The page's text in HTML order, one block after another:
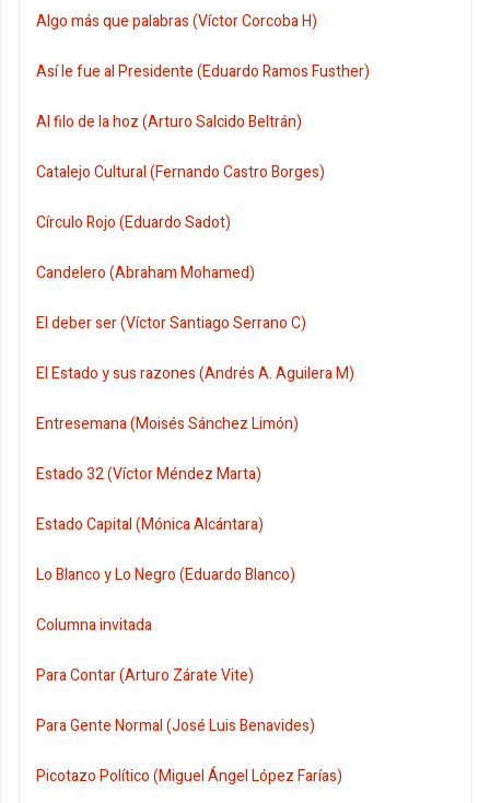
Algo más que palabras (Víctor Corcoba H)
Así le fue al Presidente (Eduardo Ramos Fusther)
Al filo de la hoz (Arturo Salcido Beltrán)
Catalejo Cultural (Fernando Castro Borges)
Círculo Rojo (Eduardo Sadot)
Candelero (Abraham Mohamed)
El deber ser (Víctor Santiago Serrano C)
El Estado y sus razones (Andrés A. Aguilera M)
Entresemana (Moisés Sánchez Limón)
Estado 32 (Víctor Méndez Marta)
Estado Capital (Mónica Alcántara)
Lo Blanco y Lo Negro (Eduardo Blanco)
Columna invitada
Para Contar (Arturo Zárate Vite)
Para Gente Normal (José Luis Benavides)
Picotazo Político (Miguel Ángel López Farías)